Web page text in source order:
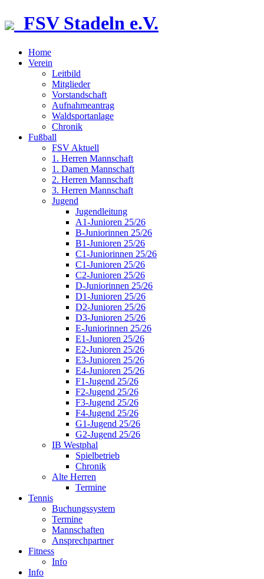
FSV Stadeln e.V.
Home
Verein
Leitbild
Mitglieder
Vorstandschaft
Aufnahmeantrag
Waldsportanlage
Chronik
Fußball
FSV Aktuell
1. Herren Mannschaft
1. Damen Mannschaft
2. Herren Mannschaft
3. Herren Mannschaft
Jugend
Jugendleitung
A1-Junioren 25/26
B-Juniorinnen 25/26
B1-Junioren 25/26
C1-Juniorinnen 25/26
C1-Junioren 25/26
C2-Junioren 25/26
D-Juniorinnen 25/26
D1-Junioren 25/26
D2-Junioren 25/26
D3-Junioren 25/26
E-Juniorinnen 25/26
E1-Junioren 25/26
E2-Junioren 25/26
E3-Junioren 25/26
E4-Junioren 25/26
F1-Jugend 25/26
F2-Jugend 25/26
F3-Jugend 25/26
F4-Jugend 25/26
G1-Jugend 25/26
G2-Jugend 25/26
IB Westphal
Spielbetrieb
Chronik
Alte Herren
Termine
Tennis
Buchungssystem
Termine
Mannschaften
Ansprechpartner
Fitness
Info
Info